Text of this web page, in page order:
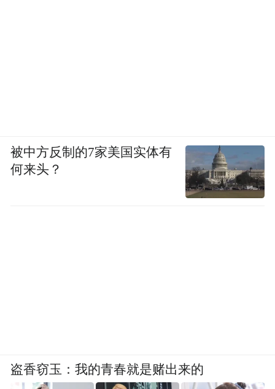
被中方反制的7家美国实体有
何来头？
盗香窃玉：我的青春就是赌出来的